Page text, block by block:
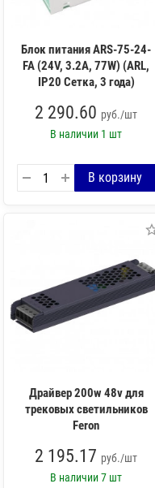
Блок питания ARS-75-24-
FA (24V, 3.2A, 77W) (ARL,
IP20 Сетка, 3 года)
2 290.60 руб./шт
В наличии 1 шт
Драйвер 200w 48v для
трековых светильников
Feron
2 195.17 руб./шт
В наличии7 шт